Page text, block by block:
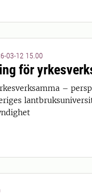
03-12 15.00
för
–